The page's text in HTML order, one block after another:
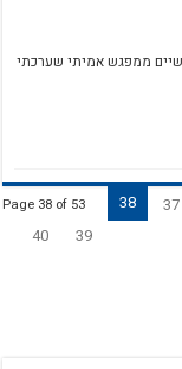
ממפגש אמיתי שערכתי
Page 38 of 53 37
38
39
40